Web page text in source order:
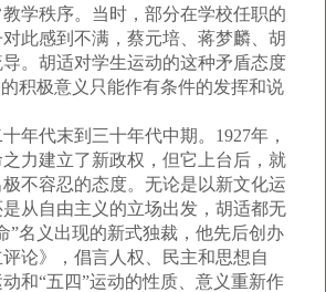
学秩序。当时，部分在学校任职的
此感到不满，蔡元培、蒋梦麟、胡
。胡适对学生运动的这种矛盾态度
积极意义只能作有条件的发挥和说
代末到三十年代中期。1927年，
力建立了新政权，但它上台后，就
不容忍的态度。无论是以新文化运
从自由主义的立场出发，胡适都无
”名义出现的新式独裁，他先后创办
评论》，倡言人权、民主和思想自
和“五四”运动的性质、意义重新作